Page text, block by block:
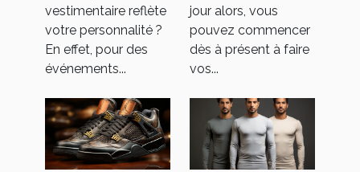
vestimentaire reflète
votre personnalité ?
En effet, pour des
événements...
jour alors, vous
pouvez commencer
dès à présent à faire
vos...